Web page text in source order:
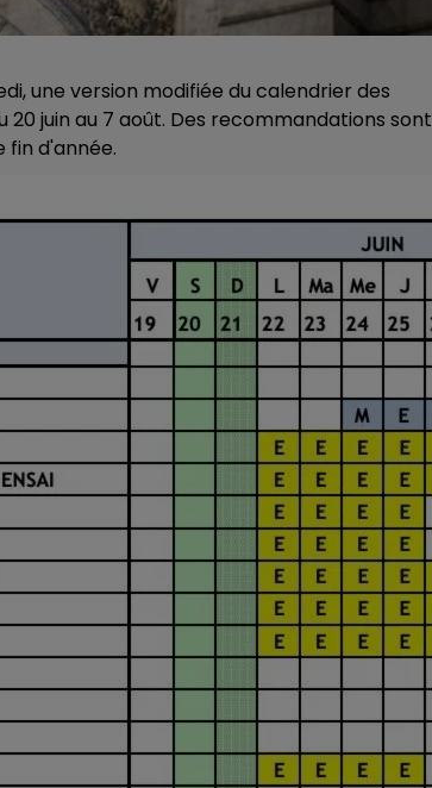
une version modifiée du calendrier des
juin au 7 août. Des recommandations sont
fin d'année.